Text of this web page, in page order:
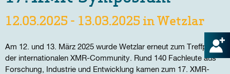
12.03.2025 - 13.03.2025 in Wetzlar
Am 12. und 13. März 2025 wurde Wetzlar erneut zum Treffpunkt
der internationalen XMR-Community. Rund 140 Fachleute aus
Forschung, Industrie und Entwicklung kamen zum 17. XMR-